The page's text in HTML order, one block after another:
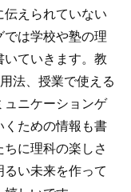
えられていない
は学校や塾の理
ていきます。教
法、授業で使える
ュニケーションゲ
くための情報も書
に理科の楽しさ
い未来を作って